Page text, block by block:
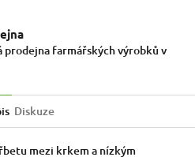
prodejna farmářských výrobků v
Diskuze
mezi krkem a nízkým